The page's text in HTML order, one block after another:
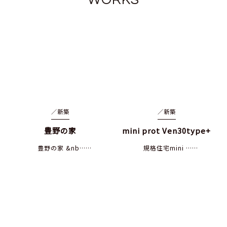
／新築
豊野の家
豊野の家 &nb……
／新築
mini prot Ven30type+
規格住宅mini ……